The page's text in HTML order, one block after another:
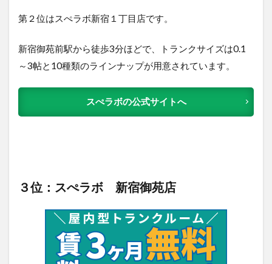
第２位はスぺラボ新宿１丁目店です。
新宿御苑前駅から徒歩3分ほどで、トランクサイズは0.1
～3帖と10種類のラインナップが用意されています。
スぺラボの公式サイトへ
３位：スぺラボ 新宿御苑店